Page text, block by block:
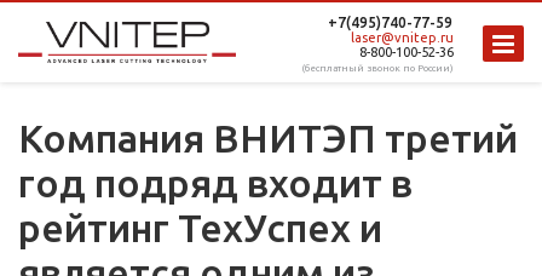
+7(495)740-77-59
laser@vnitep.ru
8-800-100-52-36
(бесплатный звонок по России)
Компания ВНИТЭП третий
год подряд входит в
рейтинг ТехУспех и